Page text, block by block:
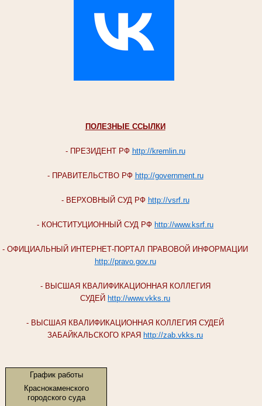
ПОЛЕЗНЫЕ ССЫЛКИ
- ПРЕЗИДЕНТ РФ http://kremlin.ru
- ПРАВИТЕЛЬСТВО РФ http://government.ru
- ВЕРХОВНЫЙ СУД РФ http://vsrf.ru
- КОНСТИТУЦИОННЫЙ СУД РФ http://www.ksrf.ru
- ОФИЦИАЛЬНЫЙ ИНТЕРНЕТ-ПОРТАЛ ПРАВОВОЙ ИНФОРМАЦИИ
http://pravo.gov.ru
- ВЫСШАЯ КВАЛИФИКАЦИОННАЯ КОЛЛЕГИЯ
СУДЕЙ http://www.vkks.ru
- ВЫСШАЯ КВАЛИФИКАЦИОННАЯ КОЛЛЕГИЯ СУДЕЙ
ЗАБАЙКАЛЬСКОГО КРАЯ http://zab.vkks.ru
График работы
Краснокаменского
городского суда